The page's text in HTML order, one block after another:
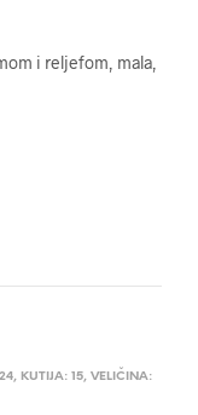
i reljefom, mala,
, KUTIJA: 15, VELIČINA: